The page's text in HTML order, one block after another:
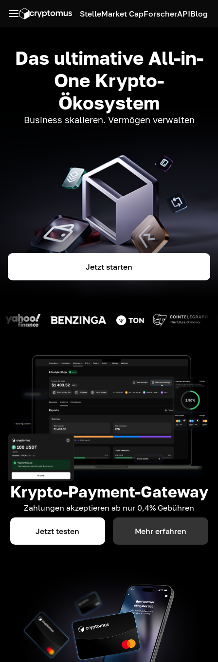
StelleMarket CapForscherAPIBlog
Das ultimative All-in-
One Krypto-
Ökosystem
Business skalieren. Vermögen verwalten
Jetzt starten
Krypto-Payment-Gateway
Zahlungen akzeptieren ab nur 0,4% Gebühren
Jetzt testen Mehr erfahren